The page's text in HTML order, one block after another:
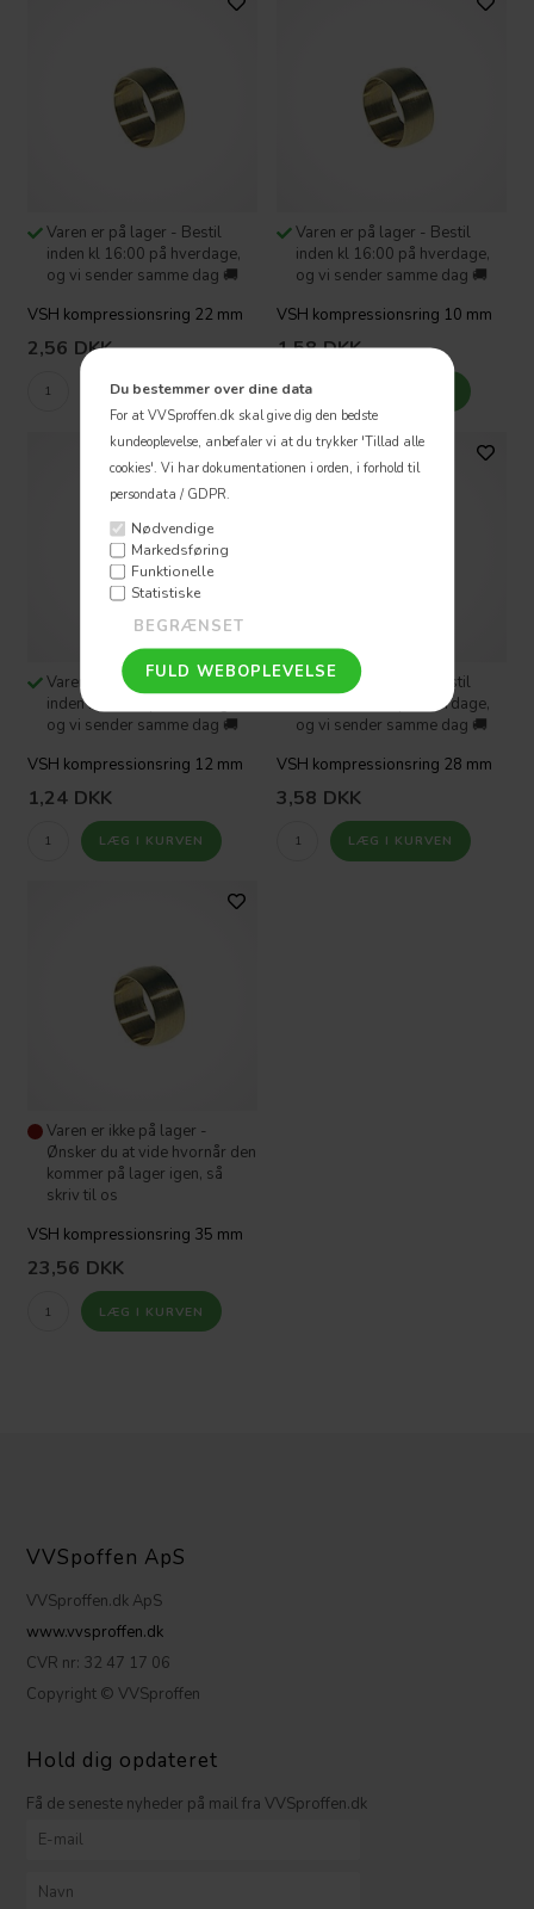
Du bestemmer over dine data
For at VVSproffen.dk skal give dig den bedste
kundeoplevelse, anbefaler vi at du trykker 'Tillad alle
cookies'. Vi har dokumentationen i orden, i forhold til
persondata / GDPR.
Nødvendige
Markedsføring
Funktionelle
Statistiske
Varen er på lager - Bestil
inden kl 16:00 på hverdage,
og vi sender samme dag 🚚
VSH kompressionsring 22 mm
2,56 DKK
Varen er på lager - Bestil
inden kl 16:00 på hverdage,
og vi sender samme dag 🚚
VSH kompressionsring 10 mm
1,58 DKK
Varen er på lager - Bestil
inden kl 16:00 på hverdage,
og vi sender samme dag 🚚
VSH kompressionsring 12 mm
1,24 DKK
Varen er på lager - Bestil
inden kl 16:00 på hverdage,
og vi sender samme dag 🚚
VSH kompressionsring 28 mm
3,58 DKK
Varen er ikke på lager -
Ønsker du at vide hvornår den
kommer på lager igen, så
skriv til os
VSH kompressionsring 35 mm
23,56 DKK
VVSpoffen ApS
VVSproffen.dk ApS
www.vvsproffen.dk
CVR nr: 32 47 17 06
Copyright © VVSproffen
Hold dig opdateret
Få de seneste nyheder på mail fra VVSproffen.dk